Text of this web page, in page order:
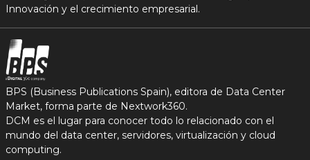
Innovación y el crecimiento empresarial.
BPS (Business Publications Spain), editora de Data Center
Market, forma parte de Nextwork360.
DCM es el lugar para conocer todo lo relacionado con el
mundo del data center, servidores, virtualización y cloud
computing.